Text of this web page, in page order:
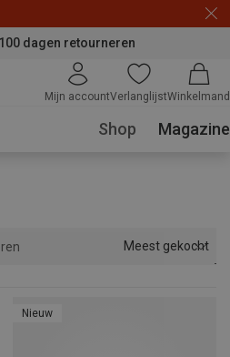
100 dagen retourneren
Mijn accountVerlanglijstWinkelmand
Shop Magazine
Meest gekocht
Nieuw